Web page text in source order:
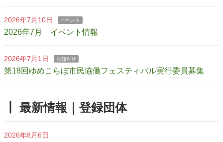
2026年7月10日 イベント
2026年7月 イベント情報
2026年7月1日 お知らせ
第18回ゆめこらぼ市民協働フェスティバル実行委員募集
┃ 最新情報｜登録団体
2026年8月6日